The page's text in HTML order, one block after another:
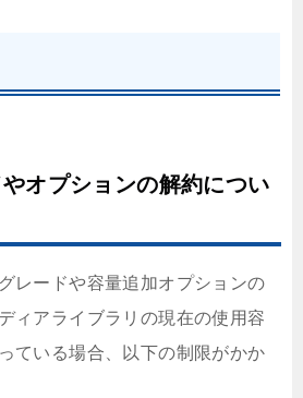
オプションの解約につい
レードや容量追加オプションの
ィアライブラリの現在の使用容
ている場合、以下の制限がかか